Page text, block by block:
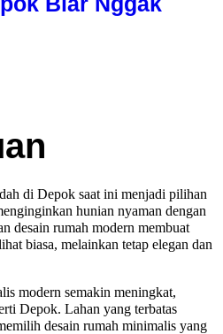
di Depok saat ini menjadi pilihan
hunian nyaman dengan
desain rumah modern membuat
biasa, melainkan tetap elegan dan
modern semakin meningkat,
Depok. Lahan yang terbatas
desain rumah minimalis yang